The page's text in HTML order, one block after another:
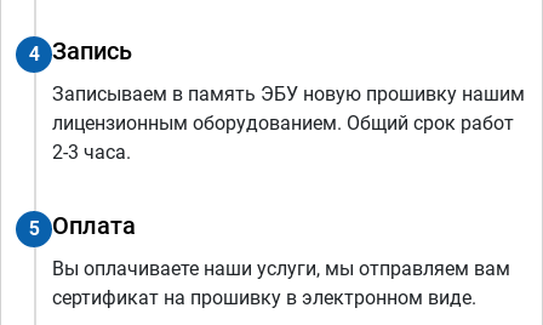
4 Запись
Записываем в память ЭБУ новую прошивку нашим
лицензионным оборудованием. Общий срок работ
2-3 часа.
5 Оплата
Вы оплачиваете наши услуги, мы отправляем вам
сертификат на прошивку в электронном виде.